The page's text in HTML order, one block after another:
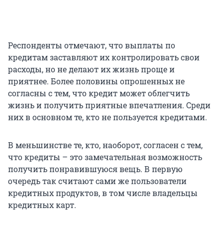
Респонденты отмечают, что выплаты по
кредитам заставляют их контролировать свои
расходы, но не делают их жизнь проще и
приятнее. Более половины опрошенных не
согласны с тем, что кредит может облегчить
жизнь и получить приятные впечатления. Среди
них в основном те, кто не пользуется кредитами.
В меньшинстве те, кто, наоборот, согласен с тем,
что кредиты – это замечательная возможность
получить понравившуюся вещь. В первую
очередь так считают сами же пользователи
кредитных продуктов, в том числе владельцы
кредитных карт.